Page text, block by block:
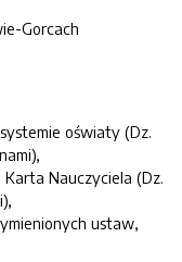
Gorcach
oświaty (Dz.
Nauczyciela (Dz.
ustaw,